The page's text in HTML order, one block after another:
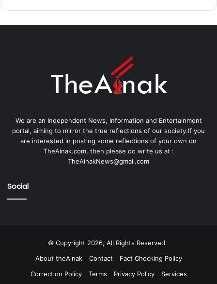
We are an Independent News, Information and Entertainment
portal, aiming to mirror the true reflections of our society.If you
are interested in posting some reflections of your own on
TheAinak.com, then please do write us at :
TheAinakNews@gmail.com
Social
© Copyright 2026, All Rights Reserved
About theAinak
Contact
Fact Checking Policy
Correction Policy
Terms Privacy Policy Services